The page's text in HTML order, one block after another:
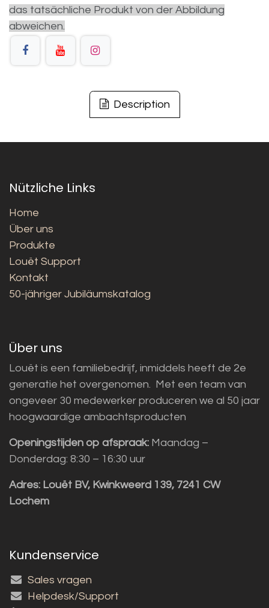
das tatsächliche Produkt von der Abbildung
abweichen.
Description
Nützliche Links
Home
Über uns
Produkte
Louët Support
Kontakt
50-jähriger Jubiläumskatalog
Über uns
Louët is een familiebedrijf, inmiddels heeft de 2e
generatie het overgenomen. Met een team van
ongeveer 30 medewerker produceren we al 50 jaar
hoogwaardige ambachtsproducten
Openingstijden op afspraak: Maandag –
Donderdag: 8:30 – 16:30 uur
Adres: Louët BV, Kwinkweerd 139, 7241 CW
Lochem
Kundenservice
Sales vragen
Helpdesk/Support